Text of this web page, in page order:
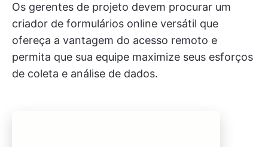
Os gerentes de projeto devem procurar um
criador de formulários online versátil que
ofereça a vantagem do acesso remoto e
permita que sua equipe maximize seus esforços
de coleta e análise de dados.